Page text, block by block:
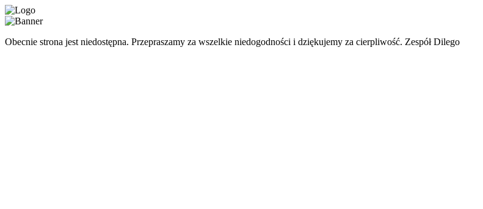
Obecnie strona jest niedostępna. Przepraszamy za wszelkie niedogodności i dziękujemy za cierpliwość. Zespół Dilego